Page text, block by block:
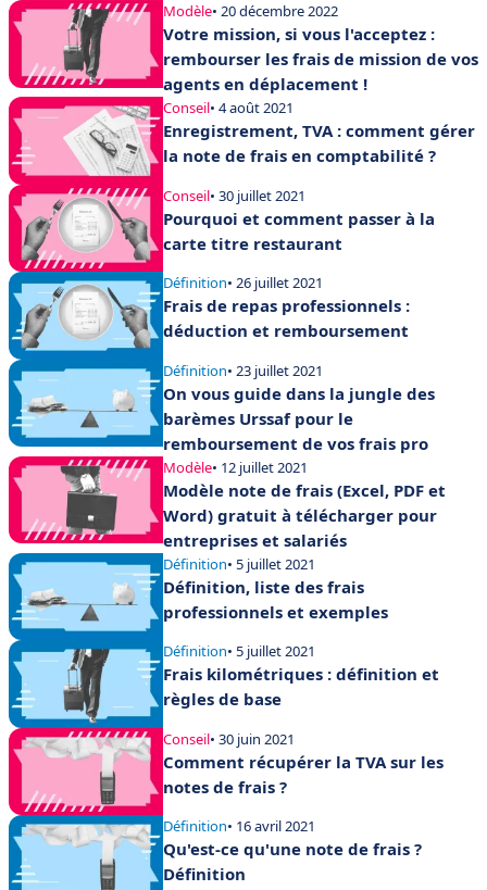
Modèle• 20 décembre 2022
Votre mission, si vous l'acceptez :
rembourser les frais de mission de vos
agents en déplacement !
Conseil• 4 août 2021
Enregistrement, TVA : comment gérer
la note de frais en comptabilité ?
Conseil• 30 juillet 2021
Pourquoi et comment passer à la
carte titre restaurant
Définition• 26 juillet 2021
Frais de repas professionnels :
déduction et remboursement
Définition• 23 juillet 2021
On vous guide dans la jungle des
barèmes Urssaf pour le
remboursement de vos frais pro
Modèle• 12 juillet 2021
Modèle note de frais (Excel, PDF et
Word) gratuit à télécharger pour
entreprises et salariés
Définition• 5 juillet 2021
Définition, liste des frais
professionnels et exemples
Définition• 5 juillet 2021
Frais kilométriques : définition et
règles de base
Conseil• 30 juin 2021
Comment récupérer la TVA sur les
notes de frais ?
Définition• 16 avril 2021
Qu'est-ce qu'une note de frais ?
Définition